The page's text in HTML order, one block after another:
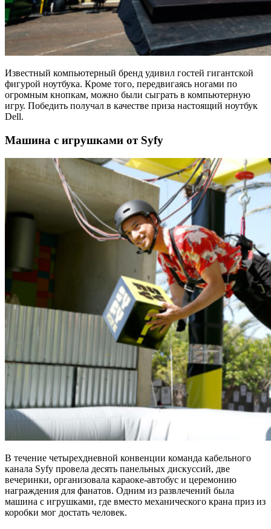
Известный компьютерный бренд удивил гостей гигантской
фигурой ноутбука. Кроме того, передвигаясь ногами по
огромным кнопкам, можно были сыграть в компьютерную
игру. Победить получал в качестве приза настоящий ноутбук
Dell.
Машина с игрушками от Syfy
В течение четырехдневной конвенции команда кабельного
канала Syfy провела десять панельных дискуссий, две
вечеринки, организовала караоке-автобус и церемонию
награждения для фанатов. Одним из развлечений была
машина с игрушками, где вместо механического крана приз из
коробки мог достать человек.